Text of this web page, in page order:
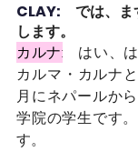
CLAY: では、
します。
カルナ:
はい、
カルマ・カルナ
月にネパールか
学院の学生です
す。